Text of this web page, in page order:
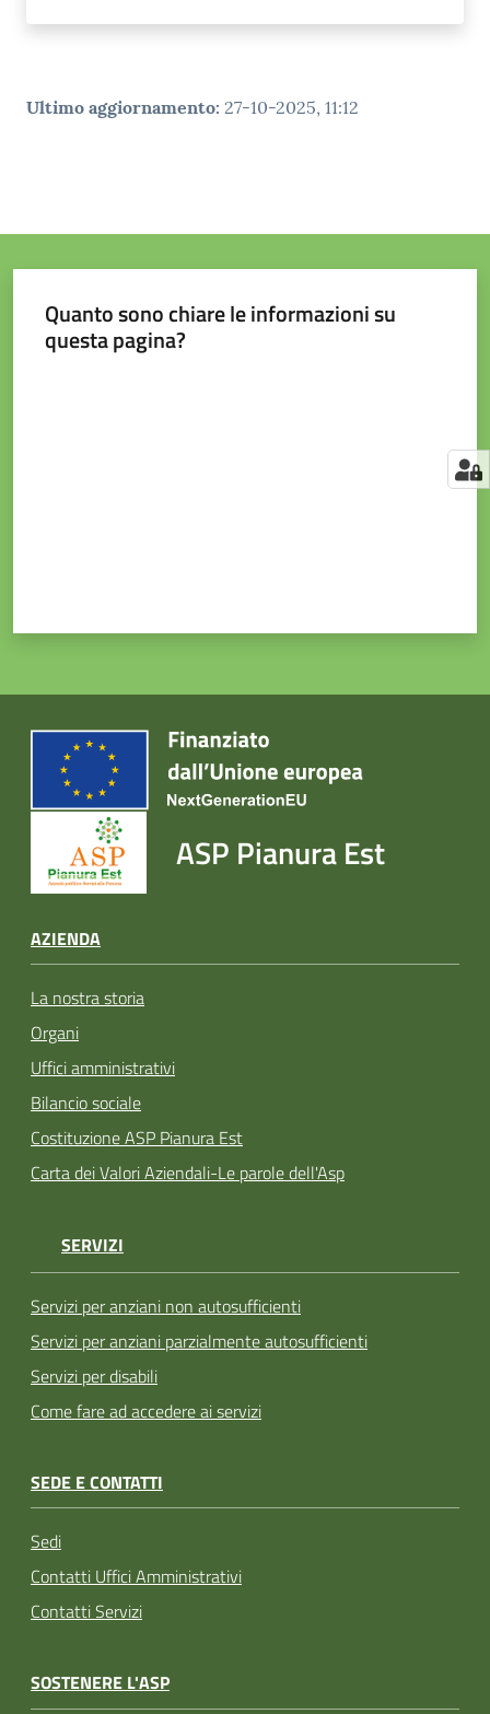
Ultimo aggiornamento: 27-10-2025, 11:12
Quanto sono chiare le informazioni su
questa pagina?
ASP Pianura Est
AZIENDA
La nostra storia
Organi
Uffici amministrativi
Bilancio sociale
Costituzione ASP Pianura Est
Carta dei Valori Aziendali-Le parole dell'Asp
SERVIZI
Servizi per anziani non autosufficienti
Servizi per anziani parzialmente autosufficienti
Servizi per disabili
Come fare ad accedere ai servizi
SEDE E CONTATTI
Sedi
Contatti Uffici Amministrativi
Contatti Servizi
SOSTENERE L'ASP